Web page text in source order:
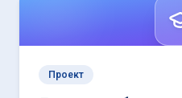
Проект